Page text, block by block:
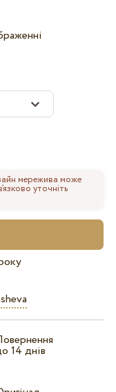
мережива може
уточніть
14 днів